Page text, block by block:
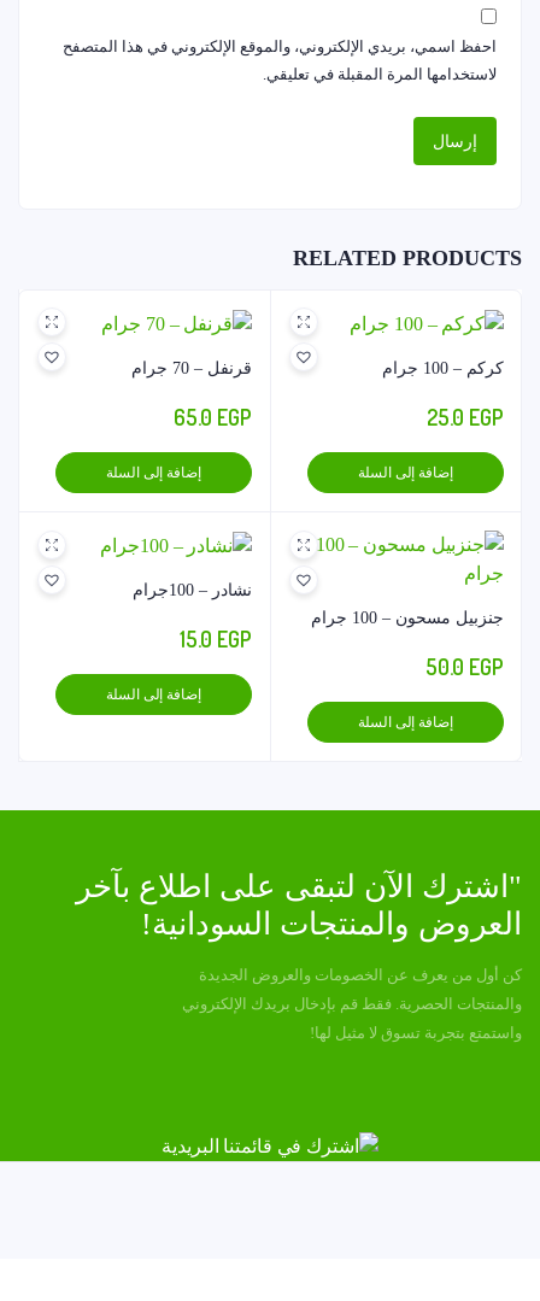
احفظ اسمي، بريدي الإلكتروني، والموقع الإلكتروني في هذا المتصفح
لاستخدامها المرة المقبلة في تعليقي.
RELATED PRODUCTS
كركم – 100 جرام
25.0 EGP
إضافة إلى السلة
قرنفل – 70 جرام
65.0 EGP
إضافة إلى السلة
جنزبيل مسحون – 100 جرام
50.0 EGP
إضافة إلى السلة
نشادر – 100جرام
15.0 EGP
إضافة إلى السلة
"اشترك الآن لتبقى على اطلاع بآخر
العروض والمنتجات السودانية!
كن أول من يعرف عن الخصومات والعروض الجديدة
والمنتجات الحصرية. فقط قم بإدخال بريدك الإلكتروني
واستمتع بتجربة تسوق لا مثيل لها!